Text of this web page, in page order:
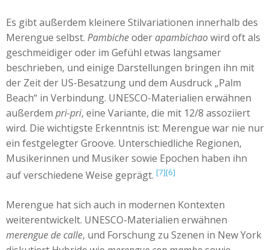
Es gibt außerdem kleinere Stilvariationen innerhalb des
Merengue selbst. Pambicheoderapambichaowird oft als
geschmeidiger oder im Gefühl etwas langsamer
beschrieben, und einige Darstellungen bringen ihn mit
der Zeit der US-Besatzung und dem Ausdruck „Palm
Beach“ in Verbindung. UNESCO-Materialien erwähnen
außerdem pri-pri, eine Variante, die mit 12/8 assoziiert
wird. Die wichtigste Erkenntnis ist: Merengue war nie nur
ein festgelegter Groove. Unterschiedliche Regionen,
Musikerinnen und Musiker sowie Epochen haben ihn
auf verschiedene Weise geprägt. [7][6]
Merengue hat sich auch in modernen Kontexten
weiterentwickelt. UNESCO-Materialien erwähnen
merengue de calle, und Forschung zu Szenen in New York